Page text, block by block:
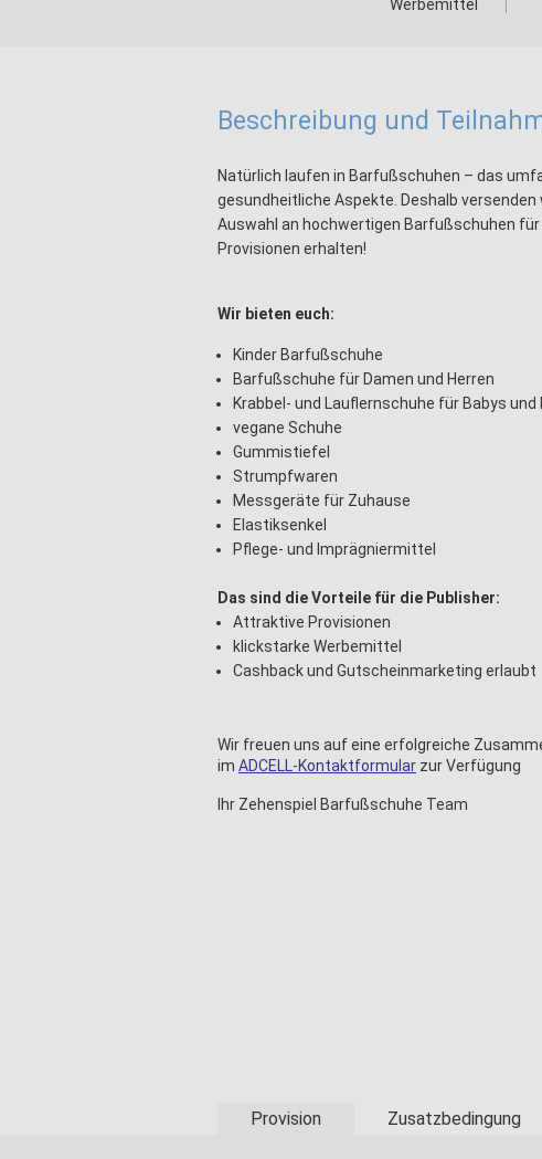
Werbemittel
Beschreibung und
Natürlich laufen in Barfußschuhen – das
gesundheitliche Aspekte. Deshalb
Auswahl an hochwertigen Barfußschuhen
Provisionen erhalten!
Wir bieten euch:
Kinder Barfußschuhe
Barfußschuhe für Damen und Herren
Krabbel- und Lauflernschuhe für Babys und
vegane Schuhe
Gummistiefel
Strumpfwaren
Messgeräte für Zuhause
Elastiksenkel
Pflege- und Imprägniermittel
Das sind die Vorteile für die Publisher:
Attraktive Provisionen
klickstarke Werbemittel
Cashback und Gutscheinmarketing erlaubt
Wir freuen uns auf eine erfolgreiche
im ADCELL-Kontaktformular zur Verfügung
Ihr Zehenspiel Barfußschuhe Team
Provision Zusatzbedingung